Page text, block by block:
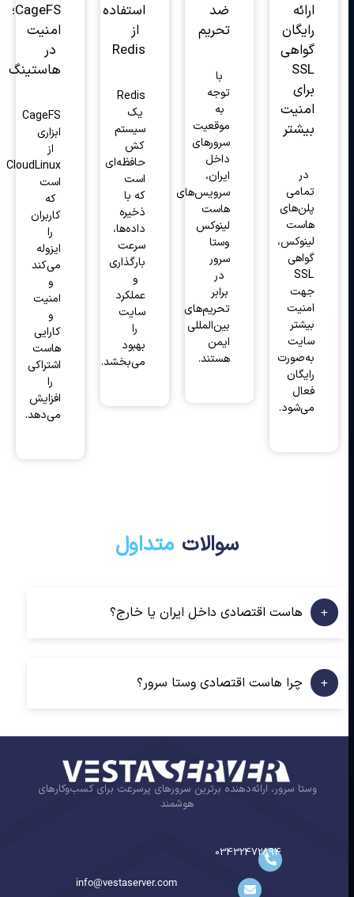
ارائه
رایگان
گواهی
SSL
برای
امنیت
بیشتر
در
تمامی
پلن‌های
هاست
لینوکس،
گواهی
SSL
جهت
امنیت
بیشتر
سایت
به‌صورت
رایگان
فعال
می‌شود.
ضد
تحریم
با
توجه
به
موقعیت
سرورهای
داخل
ایران،
سرویس‌های
هاست
لینوکس
وستا
سرور
در
برابر
تحریم‌های
بین‌المللی
ایمن
هستند.
استفاده
از
Redis
Redis
یک
سیستم
کش
حافظه‌ای
است
که با
ذخیره
داده‌ها،
سرعت
بارگذاری
عملکرد
سایت
بهبود
می‌بخشد.
CageFS؛
امنیت
در
هاستینگ
CageFS
ابزاری
از
CloudLinux
است
که
کاربران
ایزوله
می‌کند
امنیت
کارایی
هاست
اشتراکی
افزایش
می‌دهد.
سوالات متداول
هاست اقتصادی داخل ایران یا خارج؟
چرا هاست اقتصادی وستا سرور؟
وستا سرور، ارائه‌دهنده برترین سرورهای پرسرعت برای کسب‌وکارهای
هوشمند
03432472894
info@vestaserver.com